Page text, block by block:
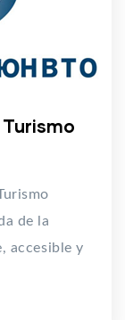
de la
accesible y